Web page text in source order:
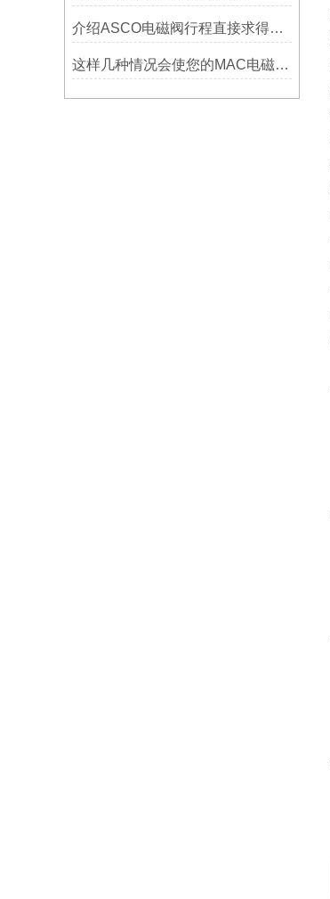
介绍ASCO电磁阀行程直接求得流量值
这样几种情况会使您的MAC电磁阀遭受腐蚀！